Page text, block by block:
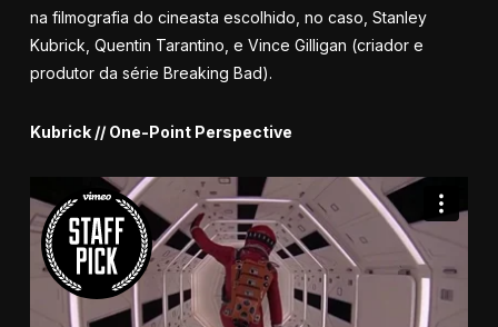
na filmografia do cineasta escolhido, no caso, Stanley
Kubrick, Quentin Tarantino, e Vince Gilligan (criador e
produtor da série Breaking Bad).
Kubrick // One-Point Perspective